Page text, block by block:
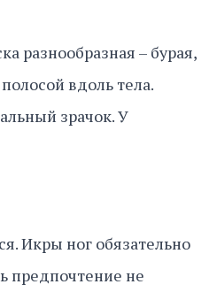
разнообразная – бурая,
вдоль тела.
зрачок. У
Икры ног обязательно
предпочтение не